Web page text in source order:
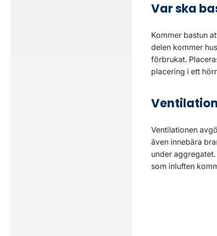
Var ska
Kommer bastun
delen kommer
förbrukat.
placering i ett
Ventilationen
även innebära
under
som inluften